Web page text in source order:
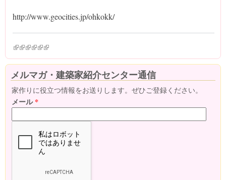
http://www.geocities.jp/ohkokk/
(link is external)
(link is external)
(link is external)
(link is external)
(link is external)
(link is external)
メルマガ・建築家紹介センター通信
家作りに役立つ情報をお送りします。ぜひご登録ください。
メール*